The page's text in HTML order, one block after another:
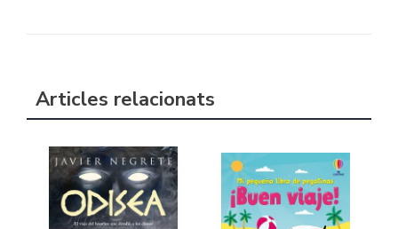
Articles relacionats